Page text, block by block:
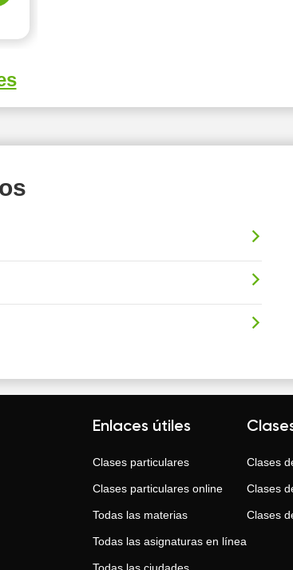
Enlaces útiles
Clases particulares
Clases particulares online
Todas las materias
Todas las asignaturas en línea
Clases
Clases
Clases